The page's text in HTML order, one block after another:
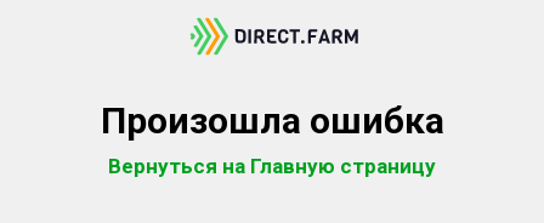
Произошла ошибка
Вернуться на Главную страницу